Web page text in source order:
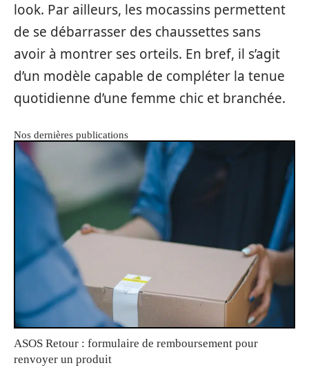
look. Par ailleurs, les mocassins permettent
de se débarrasser des chaussettes sans
avoir à montrer ses orteils. En bref, il s’agit
d’un modèle capable de compléter la tenue
quotidienne d’une femme chic et branchée.
Nos dernières publications
ASOS Retour : formulaire de remboursement pour
renvoyer un produit